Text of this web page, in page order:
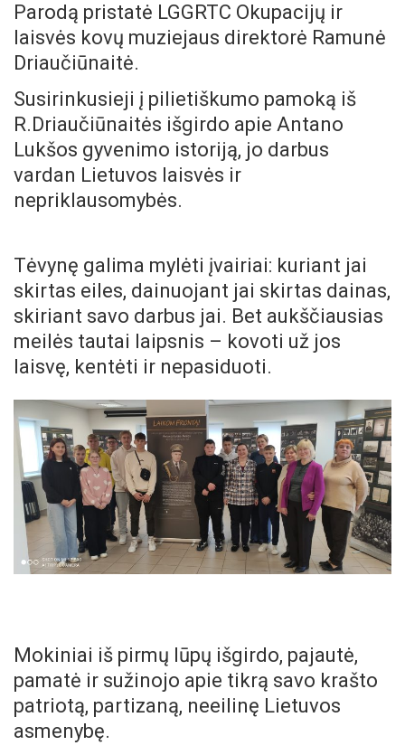
Parodą pristatė LGGRTC Okupacijų ir
laisvės kovų muziejaus direktorė Ramunė
Driaučiūnaitė.
Susirinkusieji į pilietiškumo pamoką iš
R.Driaučiūnaitės išgirdo apie Antano
Lukšos gyvenimo istoriją, jo darbus
vardan Lietuvos laisvės ir
nepriklausomybės.
Tėvynę galima mylėti įvairiai: kuriant jai
skirtas eiles, dainuojant jai skirtas dainas,
skiriant savo darbus jai. Bet aukščiausias
meilės tautai laipsnis – kovoti už jos
laisvę, kentėti ir nepasiduoti.
Mokiniai iš pirmų lūpų išgirdo, pajautė,
pamatė ir sužinojo apie tikrą savo krašto
patriotą, partizaną, neeilinę Lietuvos
asmenybę.